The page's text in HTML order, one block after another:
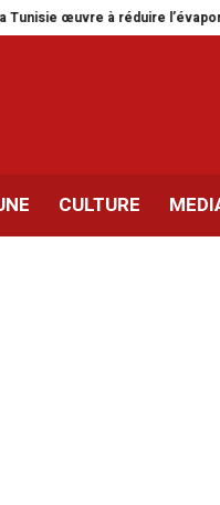
œuvre à réduire l’évaporation de
CULTURE